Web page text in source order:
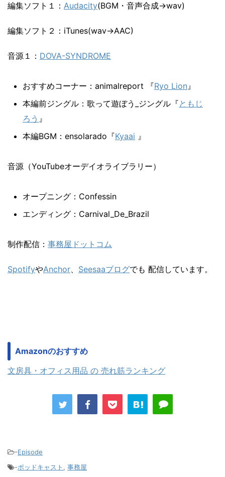
編集ソフト１： Audacity(BGM・音声合成→wav)
編集ソフト２：iTunes(wav→AAC)
音源１： DOVA-SYNDROME
おすすめコーナー：animalreport 『Ryo Lion』
本編前ジングル：歌って遊ぼう_ジングル『ともじ
ろう 』
本編BGM：ensolarado『Kyaai 』
音源（YouTubeオーデイオライブラリー）
オープニング：Confessin
エンディング：Carnival_De_Brazil
制作配信： 事務屋ドットコム
SpotifyやAnchor、 Seesaaブログでも 配信しています。
Amazonのおすすめ
文房具・オフィス用品 の 売れ筋ランキング
-Episode
-ポッドキャスト , 事務屋